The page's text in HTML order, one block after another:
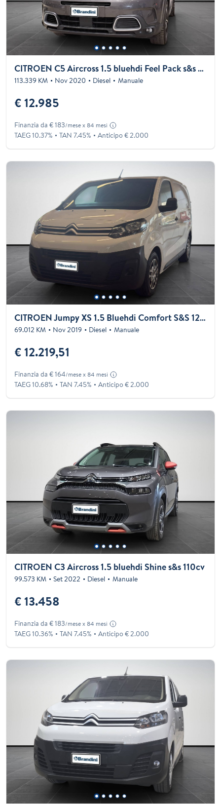
CITROEN C5 Aircross 1.5 bluehdi Feel Pack s&s 130cv my20
113.339 KM Nov 2020 Diesel Manuale
€ 12.985
Finanzia da € 183/mese x 84 mesi
TAEG 10.37% TAN 7.45% Anticipo € 2.000
CITROEN Jumpy XS 1.5 Bluehdi Comfort S&S 120cv
69.012 KM Nov 2019 Diesel Manuale
€ 12.219,51
Finanzia da € 164/mese x 84 mesi
TAEG 10.68% TAN 7.45% Anticipo € 2.000
CITROEN C3 Aircross 1.5 bluehdi Shine s&s 110cv
99.573 KM Set 2022 Diesel Manuale
€ 13.458
Finanzia da € 183/mese x 84 mesi
TAEG 10.36% TAN 7.45% Anticipo € 2.000